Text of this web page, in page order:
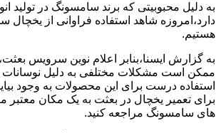
به دلیل محبوبیتی که برند سامسونگ در تولید
دارد،امروزه شاهد استفاده فراوانی از یخچال
هستیم.
به گزارش ایسنا،بنابر اعلام نوین سرویس
ممکن است مشکلات مختلفی به دلیل نوسانات
استفاده درست برای این محصولات به وجود
برای تعمیر یخچال در بعثت به یک مکان معتبر
های سامسونگ مراجعه کنید.